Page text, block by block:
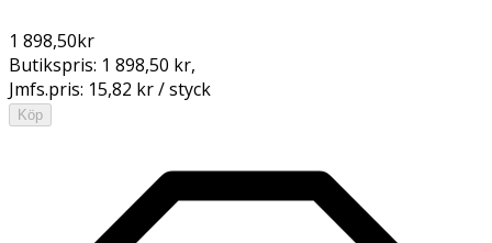
1 898,50kr
Butikspris: 1 898,50 kr,
Jmfs.pris: 15,82 kr / styck
Köp